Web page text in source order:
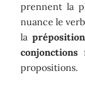
prennent la
nuance le
la préposition
conjonctions
propositions.